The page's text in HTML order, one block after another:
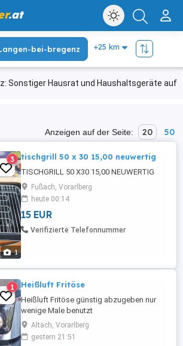
.at
Sonstiger Hausrat und Haushaltsgeräte auf
bei-bregenz
Anzeigen auf der Seite: 20 50
1
3 tischgrill 50 x 30 15,00 neuwertig
TISCHGRILL 50 X30 15,00 NEUWERTIG
Fußach, Vorarlberg
heute 00:14
15 EUR
Verifizierte Telefonnummer
1 Heißluft Fritöse
Heißluft Fritöse günstig abzugeben nur
wenige Male benutzt
Altach, Vorarlberg
gestern 21:51